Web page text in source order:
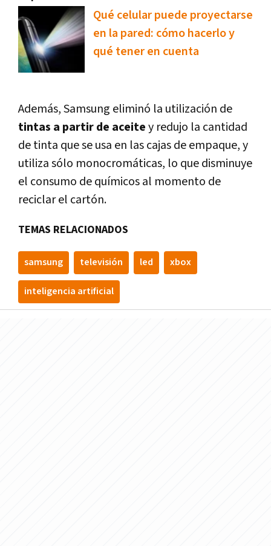
Qué celular puede proyectarse
en la pared: cómo hacerlo y
qué tener en cuenta
Además, Samsung eliminó la utilización de
tintas a partir de aceitey redujo la cantidad
de tinta que se usa en las cajas de empaque, y
utiliza sólo monocromáticas, lo que disminuye
el consumo de químicos al momento de
reciclar el cartón.
TEMAS RELACIONADOS
samsung televisión led xbox
inteligencia artificial